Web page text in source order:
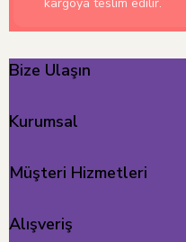
Bize Ulaşın
Kurumsal
Müşteri Hizmetleri
Alışveriş